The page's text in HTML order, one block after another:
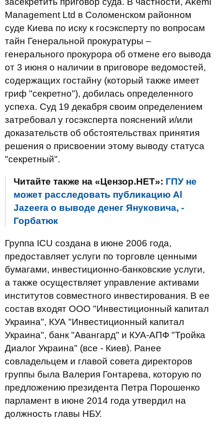
Management Ltd в Соломенском районном
суде Киева по иску к госэксперту по вопросам
тайн Генеральной прокуратуры –
генерального прокурора об отмене его вывода
от 3 июня о наличии в приговоре ведомостей,
содержащих гостайну (который также имеет
гриф "секретно"), добилась определенного
успеха. Суд 19 декабря своим определением
затребовал у госэксперта пояснений и/или
доказательств об обстоятельствах принятия
решения о присвоении этому выводу статуса
"секретный".
Читайте также на «Цензор.НЕТ»: ГПУ не
может расследовать публикацию Al
Jazeera о выводе денег Януковича, -
Горбатюк
Группа ICU создана в июне 2006 года,
предоставляет услуги по торговле ценными
бумагами, инвестиционно-банковские услуги,
а также осуществляет управление активами
институтов совместного инвестирования. В ее
состав входят ООО "Инвестиционный капитал
Украина", КУА "Инвестиционный капитал
Украина", банк "Авангард" и КУА-АПФ "Тройка
Диалог Украина" (все - Киев). Ранее
совладельцем и главой совета директоров
группы была Валерия Гонтарева, которую по
предложению президента Петра Порошенко
парламент в июне 2014 года утвердил на
должность главы НБУ.